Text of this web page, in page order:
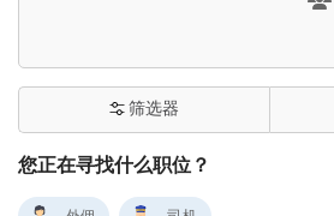
您正在寻找什么职位？
筛选器